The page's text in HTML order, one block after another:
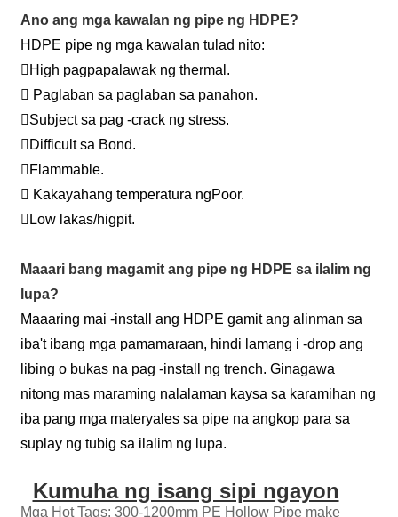
Ano ang mga kawalan ng pipe ng HDPE?
HDPE pipe ng mga kawalan tulad nito:
High pagpapalawak ng thermal.
 Paglaban sa paglaban sa panahon.
Subject sa pag -crack ng stress.
Difficult sa Bond.
Flammable.
 Kakayahang temperatura ngPoor.
Low lakas/higpit.
Maaari bang magamit ang pipe ng HDPE sa ilalim ng
lupa?
Maaaring mai -install ang HDPE gamit ang alinman sa
iba't ibang mga pamamaraan, hindi lamang i -drop ang
libing o bukas na pag -install ng trench. Ginagawa
nitong mas maraming nalalaman kaysa sa karamihan ng
iba pang mga materyales sa pipe na angkop para sa
suplay ng tubig sa ilalim ng lupa.
Kumuha ng isang sipi ngayon
Mga Hot Tags: 300-1200mm PE Hollow Pipe make